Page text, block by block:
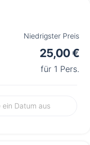
Niedrigster Preis
25,00 €
für 1 Pers.